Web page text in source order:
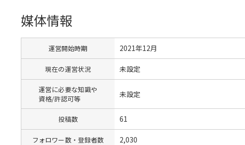
媒体情報
運営開始時期 2021年12月
現在の運営状況 未設定
運営に必要な知識や
資格/許認可等
未設定
投稿数 61
フォロワー数・登録者数 2,030